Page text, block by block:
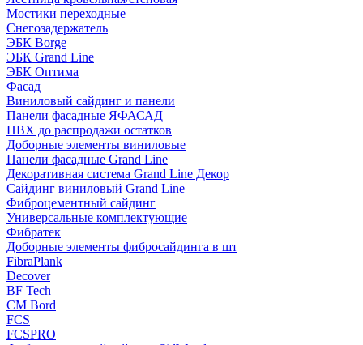
Мостики переходные
Снегозадержатель
ЭБК Borge
ЭБК Grand Line
ЭБК Оптима
Фасад
Виниловый сайдинг и панели
Панели фасадные ЯФАСАД
ПВХ до распродажи остатков
Доборные элементы виниловые
Панели фасадные Grand Line
Декоративная система Grand Line Декор
Сайдинг виниловый Grand Line
Фиброцементный сайдинг
Универсальные комплектующие
Фибратек
Доборные элементы фибросайдинга в шт
FibraPlank
Decover
BF Tech
CM Bord
FCS
FCSPRO